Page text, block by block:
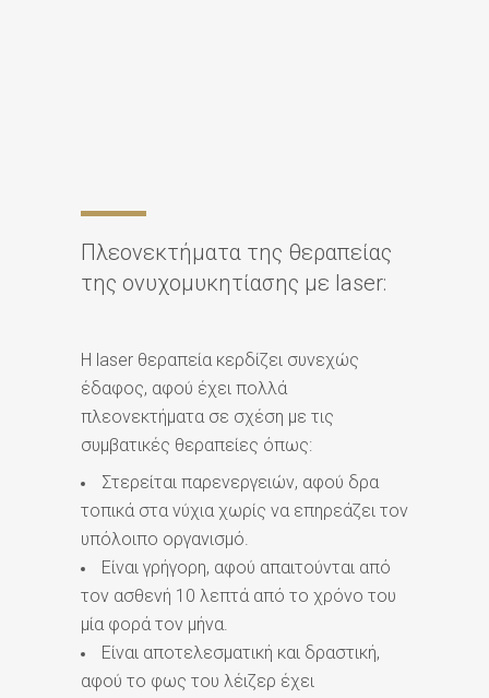
Πλεονεκτήματα της θεραπείας
της ονυχομυκητίασης με laser:
Η laser θεραπεία κερδίζει συνεχώς
έδαφος, αφού έχει πολλά
πλεονεκτήματα σε σχέση με τις
συμβατικές θεραπείες όπως:
Στερείται παρενεργειών, αφού δρα
τοπικά στα νύχια χωρίς να επηρεάζει τον
υπόλοιπο οργανισμό.
Είναι γρήγορη, αφού απαιτούνται από
τον ασθενή 10 λεπτά από το χρόνο του
μία φορά τον μήνα.
Είναι αποτελεσματική και δραστική,
αφού το φως του λέιζερ έχει